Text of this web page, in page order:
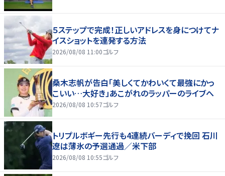
５ステップで完成！正しいアドレスを身につけてナ
イスショットを連発する方法
2026/08/08 11:00ゴルフ
桑木志帆が告白「美しくてかわいくて最強にかっ
こいい…大好き」あこがれのラッパーのライブへ
2026/08/08 10:57ゴルフ
トリプルボギー先行も4連続バーディで挽回 石川
遼は薄氷の予選通過／米下部
2026/08/08 10:55ゴルフ